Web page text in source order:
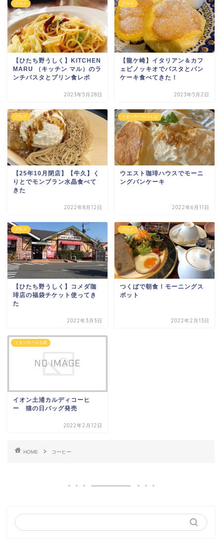
グルメ
【ひたち野うしく】KITCHEN
MARU （キッチン マル）のラ
ンチパスタとプリン食レポ
2023年5月28日
グルメ
【龍ケ崎】イタリアン＆カフ
ェピノッキオでパスタとパン
ケーキ食べてきた！
2023年5月2日
グルメ
【25年10月閉店】【牛久】く
りとでモンブラン水晶食べて
きた
2022年8月12日
イオンモールつくば
ウエスト珈琲ハウスでモーニ
ングパンケーキ
2022年6月11日
グルメ
【ひたち野うしく】コメダ珈
琲店の福袋チケット使ってき
た
2022年3月3日
グルメ
つくばで朝食！モーニングス
ポット
2022年2月13日
イオンモール土浦
イオン土浦カルディコーヒ
ー 猫の日バッグ発売
2022年2月12日
HOME コーヒー